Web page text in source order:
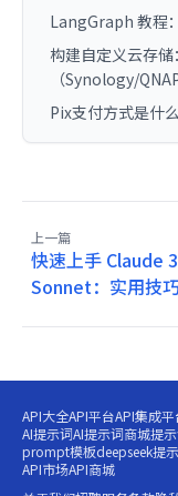
LangGraph 教程
构建自定义云存储
（Synology/QNAP
Pix支付方式是什
上一篇
快速上手 Claude
Sonnet：实用技
API大全API平台API集成平
AI提示词AI提示词商城提
prompt模板deepseek提
API市场API商城